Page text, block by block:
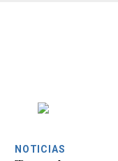
NOTICIAS